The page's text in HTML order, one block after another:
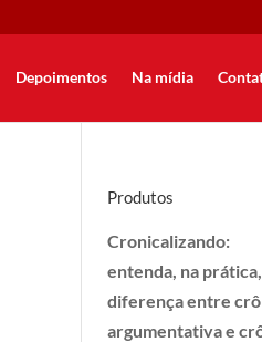
Depoimentos Na mídia
Produtos
Cronicalizando:
entenda, na
diferença entre
argumentativa e